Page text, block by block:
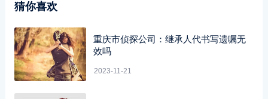
猜你喜欢
重庆市侦探公司：继承人代书写遗嘱无
效吗
2023-11-21